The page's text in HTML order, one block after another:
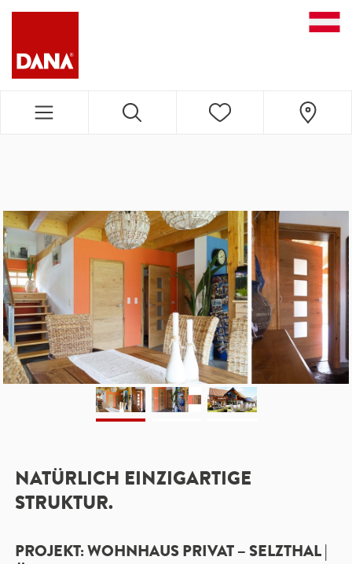
DANA NAVIGATION
NATÜRLICH EINZIGARTIGE
STRUKTUR.
PROJEKT: WOHNHAUS PRIVAT – SELZTHAL |